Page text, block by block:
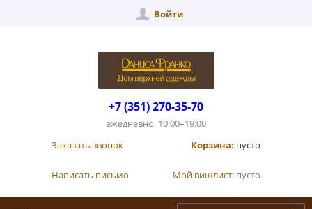
Войти
+7 (351) 270-35-70
ежедневно, 10:00–19:00
Заказать звонок
Написать письмо
Корзина: пусто
Мой вишлист: пусто